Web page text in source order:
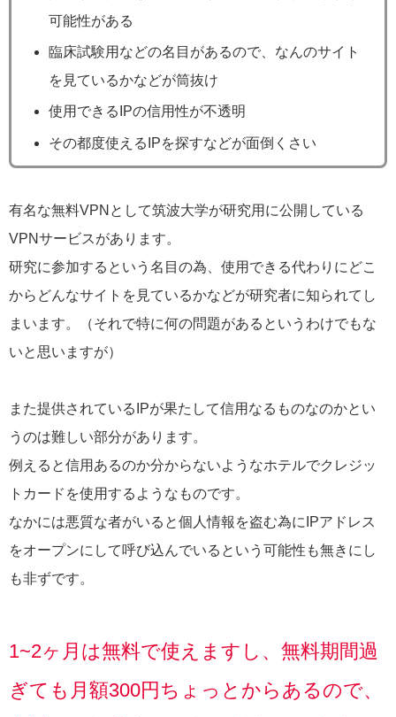
可能性がある
臨床試験用などの名目があるので、なんのサイト
を見ているかなどが筒抜け
使用できるIPの信用性が不透明
その都度使えるIPを探すなどが面倒くさい
有名な無料VPNとして筑波大学が研究用に公開している
VPNサービスがあります。
研究に参加するという名目の為、使用できる代わりにどこ
からどんなサイトを見ているかなどが研究者に知られてし
まいます。（それで特に何の問題があるというわけでもな
いと思いますが）
また提供されているIPが果たして信用なるものなのかとい
うのは難しい部分があります。
例えると信用あるのか分からないようなホテルでクレジッ
トカードを使用するようなものです。
なかには悪質な者がいると個人情報を盗む為にIPアドレス
をオープンにして呼び込んでいるという可能性も無きにし
も非ずです。
1~2ヶ月は無料で使えますし、無料期間過
ぎても月額300円ちょっとからあるので、